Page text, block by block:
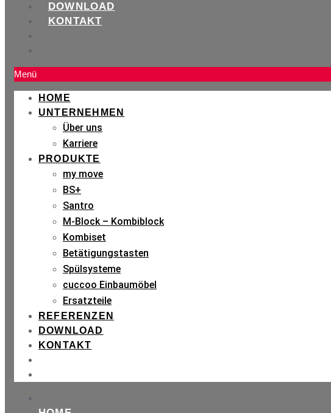
DOWNLOAD
KONTAKT
Menü
HOME
UNTERNEHMEN
Über uns
Karriere
PRODUKTE
my move
BS+
Santro
M-Block – Kombiblock
Kombiset
Betätigungstasten
Spülsysteme
cuccoo Einbaumöbel
Ersatzteile
REFERENZEN
DOWNLOAD
KONTAKT